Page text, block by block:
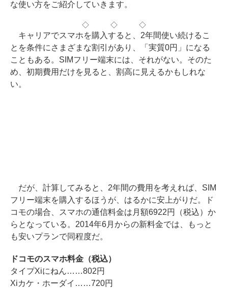
な使い方をご紹介していきます。
◇ ◇ ◇
キャリアでスマホを購入すると、2年間使い続けるこ
とを条件にさまざまな割引があり、「実質0円」になる
こともある。SIMフリー端末には、それがない。そのた
め、初期費用だけを見ると、割高に見えるかもしれな
い。
だが、計算してみると、2年間の費用を考えれば、SIM
フリー端末を購入するほうが、はるかに安上がりだ。ド
コモの場合、スマホの通信料金は月額6922円（税込）か
らとなっている。2014年6月からの新料金では、もっと
も安いプランで同程度だ。
ドコモのスマホ料金（税込）
タイプXiにねん……802円
Xiカケ・ホーダイ……720円